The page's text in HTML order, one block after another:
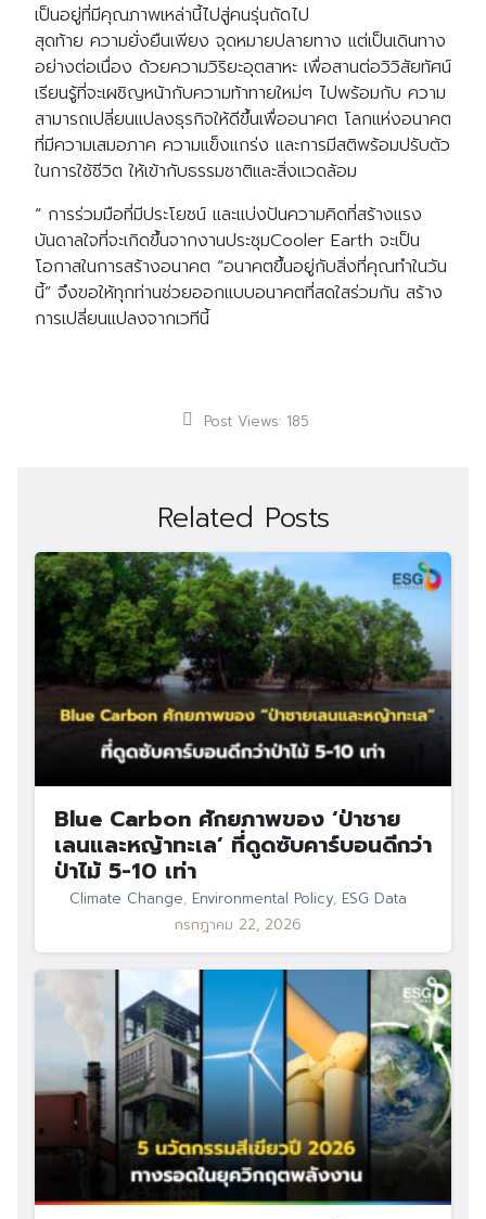
เป็นอยู่ที่มีคุณภาพเหล่านี้ไปสู่คนรุ่นถัดไป
สุดท้าย ความยั่งยืนเพียง จุดหมายปลายทาง แต่เป็นเดินทาง
อย่างต่อเนื่อง ด้วยความวิริยะอุตสาหะ เพื่อสานต่อวิวิสัยทัศน์
เรียนรู้ที่จะเผชิญหน้ากับความท้าทายใหม่ๆ ไปพร้อมกับ ความ
สามารถเปลี่ยนแปลงธุรกิจให้ดีขึ้นเพื่ออนาคต โลกแห่งอนาคต
ที่มีความเสมอภาค ความแข็งแกร่ง และการมีสติพร้อมปรับตัว
ในการใช้ชีวิต ให้เข้ากับธรรมชาติและสิ่งแวดล้อม
“ การร่วมมือที่มีประโยชน์ และแบ่งปันความคิดที่สร้างแรง
บันดาลใจที่จะเกิดขึ้นจากงานประชุมCooler Earth จะเป็น
โอกาสในการสร้างอนาคต “อนาคตขึ้นอยู่กับสิ่งที่คุณทำในวัน
นี้” จึงขอให้ทุกท่านช่วยออกแบบอนาคตที่สดใสร่วมกัน สร้าง
การเปลี่ยนแปลงจากเวทีนี้
Post Views: 185
Related Posts
Blue Carbon ศักยภาพของ ‘ป่าชาย
เลนและหญ้าทะเล’ ที่ดูดซับคาร์บอนดีกว่า
ป่าไม้ 5-10 เท่า
Climate Change, Environmental Policy, ESG Data
กรกฎาคม 22, 2026